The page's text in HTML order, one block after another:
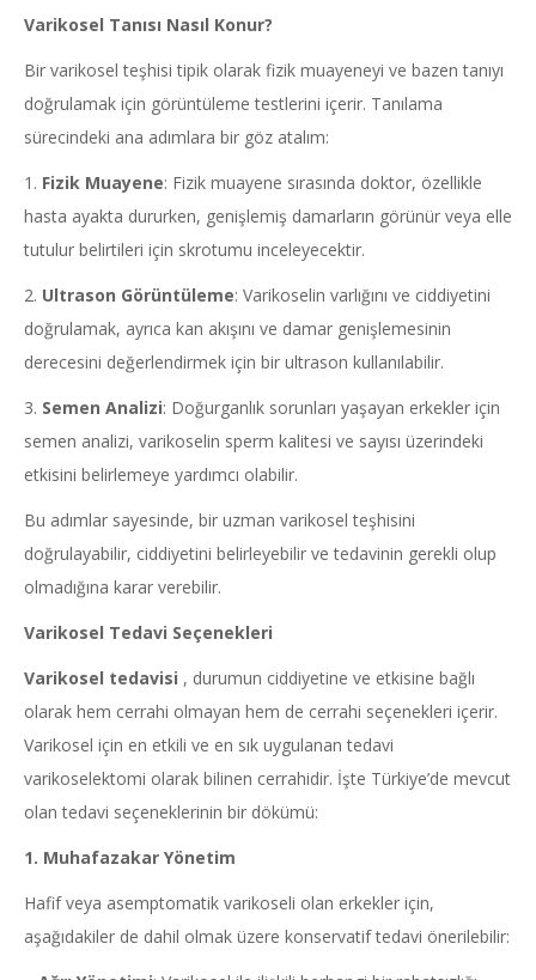
Varikosel Tanısı Nasıl Konur?
Bir varikosel teşhisi tipik olarak fizik muayeneyi ve bazen tanıyı
doğrulamak için görüntüleme testlerini içerir. Tanılama
sürecindeki ana adımlara bir göz atalım:
1. Fizik Muayene: Fizik muayene sırasında doktor, özellikle
hasta ayakta dururken, genişlemiş damarların görünür veya elle
tutulur belirtileri için skrotumu inceleyecektir.
2. Ultrason Görüntüleme: Varikoselin varlığını ve ciddiyetini
doğrulamak, ayrıca kan akışını ve damar genişlemesinin
derecesini değerlendirmek için bir ultrason kullanılabilir.
3. Semen Analizi: Doğurganlık sorunları yaşayan erkekler için
semen analizi, varikoselin sperm kalitesi ve sayısı üzerindeki
etkisini belirlemeye yardımcı olabilir.
Bu adımlar sayesinde, bir uzman varikosel teşhisini
doğrulayabilir, ciddiyetini belirleyebilir ve tedavinin gerekli olup
olmadığına karar verebilir.
Varikosel Tedavi Seçenekleri
Varikosel tedavisi , durumun ciddiyetine ve etkisine bağlı
olarak hem cerrahi olmayan hem de cerrahi seçenekleri içerir.
Varikosel için en etkili ve en sık uygulanan tedavi
varikoselektomi olarak bilinen cerrahidir. İşte Türkiye’de mevcut
olan tedavi seçeneklerinin bir dökümü:
1. Muhafazakar Yönetim
Hafif veya asemptomatik varikoseli olan erkekler için,
aşağıdakiler de dahil olmak üzere konservatif tedavi önerilebilir: